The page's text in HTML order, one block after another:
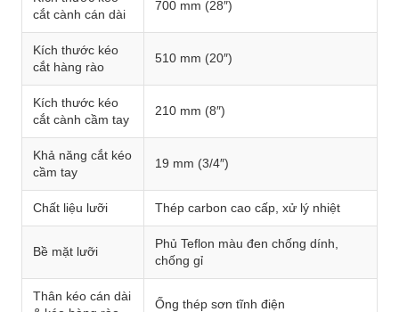
cắt cành cán dài
700 mm (28″)
Kích thước kéo
cắt hàng rào
510 mm (20″)
Kích thước kéo
cắt cành cầm tay
210 mm (8″)
Khả năng cắt kéo
cầm tay
19 mm (3/4″)
Chất liệu lưỡi Thép carbon cao cấp, xử lý nhiệt
Bề mặt lưỡi
Phủ Teflon màu đen chống dính,
chống gỉ
Thân kéo cán dài
Ống thép sơn tĩnh điện